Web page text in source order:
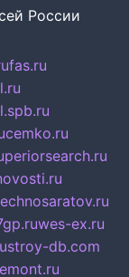
России
fas.ru
cemko.ru
wes-ex.ru
stroy-db.com